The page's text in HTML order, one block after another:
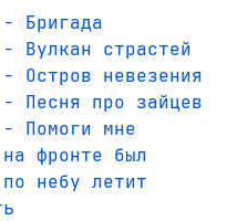
Бригада
Вулкан страстей
Остров невезения
- Песня про зайцев
- Помоги мне
фронте был
небу летит